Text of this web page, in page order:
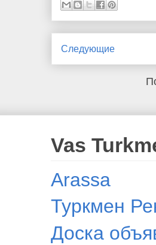
Следующие
Vas
Arassa
Туркмен
Доска